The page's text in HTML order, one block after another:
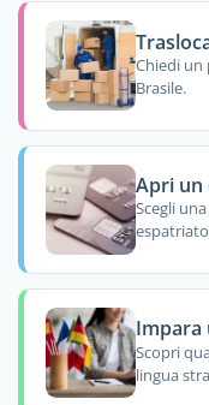
Chiedi
Brasile.
Apri un
Scegli
Impara
Scopri
lingua